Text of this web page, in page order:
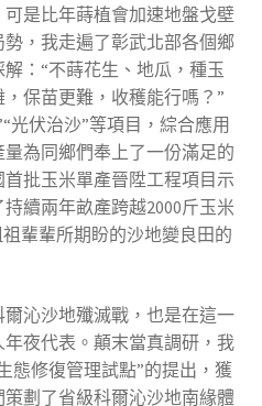
是比年蒔植會加速地盤戈壁
，我走遍了彰武北部各個鄉
：“不蒔花生、地瓜，種玉
保苗更難，收穫能行嗎？”
光伏治沙”等項目，綜合應用
為同鄉們奉上了一份滿足的
批玉米單產晉陞工程項目示
續兩年畝產跨越2000斤玉米
輩輩所期盼的沙地變良田的
沁沙地殲滅戰，也是在這一
夜代表。顛末當真調研，我
態修復管理試點”的提出，獲
劃了省級科爾沁沙地南緣體